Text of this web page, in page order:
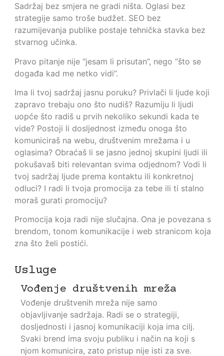
Sadržaj bez smjera ne gradi ništa. Oglasi bez
strategije samo troše budžet. SEO bez
razumijevanja publike postaje tehnička stavka bez
stvarnog učinka.
Pravo pitanje nije “jesam li prisutan”, nego “što se
događa kad me netko vidi”.
Ima li tvoj sadržaj jasnu poruku? Privlači li ljude koji
zapravo trebaju ono što nudiš? Razumiju li ljudi
uopće što radiš u prvih nekoliko sekundi kada te
vide? Postoji li dosljednost između onoga što
komuniciraš na webu, društvenim mrežama i u
oglasima? Obraćaš li se jasno jednoj skupini ljudi ili
pokušavaš biti relevantan svima odjednom? Vodi li
tvoj sadržaj ljude prema kontaktu ili konkretnoj
odluci? I radi li tvoja promocija za tebe ili ti stalno
moraš gurati promociju?
Promocija koja radi nije slučajna. Ona je povezana s
brendom, tonom komunikacije i web stranicom koja
zna što želi postići.
Usluge
Vođenje društvenih mreža
Vođenje društvenih mreža nije samo
objavljivanje sadržaja. Radi se o strategiji,
dosljednosti i jasnoj komunikaciji koja ima cilj.
Svaki brend ima svoju publiku i način na koji s
njom komunicira, zato pristup nije isti za sve.